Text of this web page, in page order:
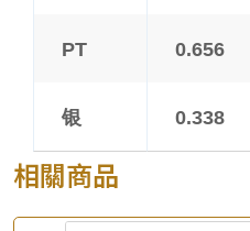
PT 0.656
银 0.338
相關商品